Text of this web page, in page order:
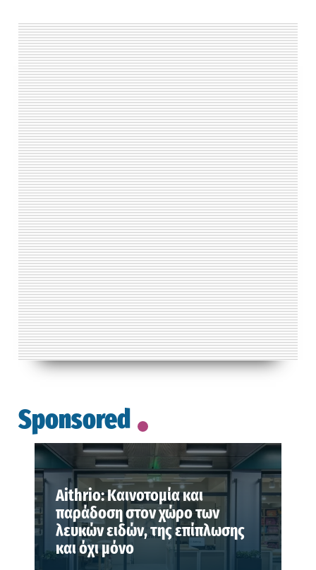
Sponsored
Aithrio: Καινοτομία και
παράδοση στον χώρο των
λευκών ειδών, της επίπλωσης
και όχι μόνο